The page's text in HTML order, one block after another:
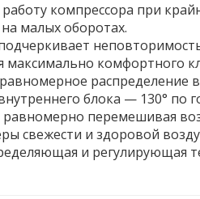
компрессора при
малых оборотах.
комфортного
блока — 130° по
перемешивая
свежести и здоровой
и регулирующая